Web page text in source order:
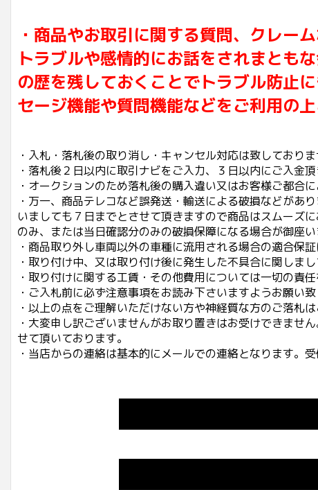
・商品やお取引に関する質問、クレー
トラブルや感情的にお話をされまとも
の歴を残しておくことでトラブル防止
セージ機能や質問機能などをご利用の
・入札・落札後の取り消し・キャンセル対応は致しておりま
・落札後２日以内に取引ナビをご入力、３日以内にご入金
・オークションのため落札後の購入違い又はお客様ご都合
・万一、商品テレコなど誤発送・輸送による破損などがあ
いましても７日までとさせて頂きますので商品はスムーズ
のみ、または当日確認分のみの破損保障になる場合が御座
・商品取り外し車両以外の車種に流用される場合の適合保
・取り付け中、又は取り付け後に発生した不具合に関しま
・取り付けに関する工賃・その他費用については一切の責
・ご入札前に必ず注意事項をお読み下さいますようお願い致
・以上の点をご理解いただけない方や神経質な方のご落札は
・大変申し訳ございませんがお取り置きはお受けできませ
せて頂いております。
・当店からの連絡は基本的にメールでの連絡となります。